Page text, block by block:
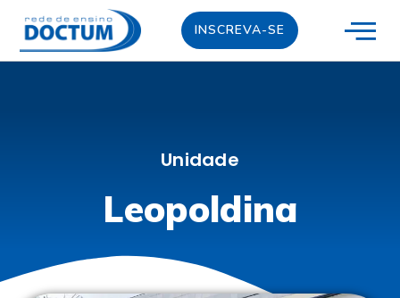
INSCREVA-SE
Unidade
Leopoldina